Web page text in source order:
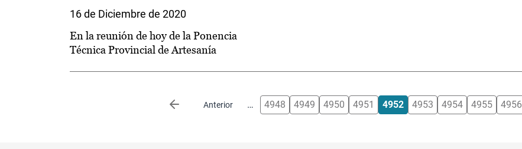
16 de Diciembre de 2020
En la reunión de hoy de la Ponencia
Técnica Provincial de Artesanía
Anterior
Página anterior … 4948 4949 4950 4951 4952 4953 4954 4955 4956